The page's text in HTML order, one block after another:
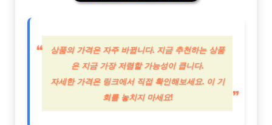
상품의 가격은 자주 바뀝니다. 지금 추천하는 상품
은 지금 가장 저렴할 가능성이 큽니다.
자세한 가격은 링크에서 직접 확인해보세요. 이 기
회를 놓치지 마세요!